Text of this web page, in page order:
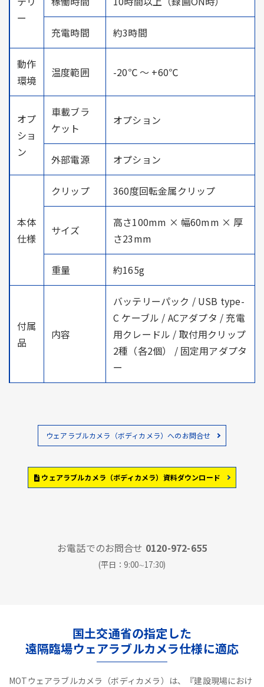
ー
充電時間 約3時間
動作
環境
温度範囲 -20℃ ～ +60℃
オプ
ショ
ン
車載ブラ
ケット
オプション
外部電源 オプション
本体
仕様
クリップ 360度回転金属クリップ
サイズ
高さ100mm × 幅60mm × 厚
さ23mm
重量 約165g
付属
品
内容
バッテリーパック / USB type-
C ケーブル / ACアダプタ / 充電
用クレードル / 取付用クリップ
2種（各2個） / 固定用アダプタ
ー
ウェアラブルカメラ（ボディカメラ）へのお問合せ
ウェアラブルカメラ（ボディカメラ）資料ダウンロード
お電話でのお問合せ 0120-972-655
(平日：9:00∼17:30)
国土交通省の指定した
遠隔臨場ウェアラブルカメラ仕様に適応
MOTウェアラブルカメラ（ボディカメラ）は、『建設現場におけ